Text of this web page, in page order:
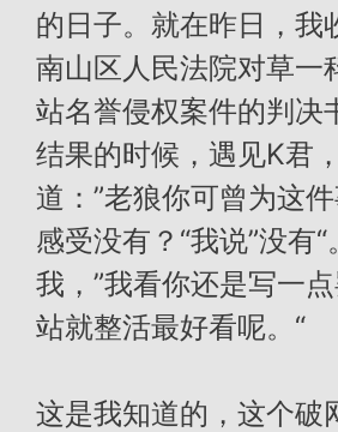
的日子。就在昨日，我
南山区人民法院对草一
站名誉侵权案件的判决
结果的时候，遇见K君
道：”老狼你可曾为这
感受没有？“我说”没有
我，”我看你还是写一
站就整活最好看呢。“
这是我知道的，这个破